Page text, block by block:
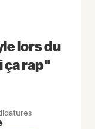
lors du
ça rap"